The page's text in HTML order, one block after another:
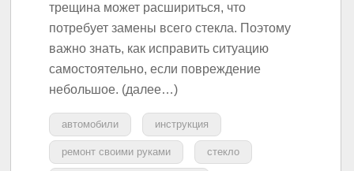
трещина может расшириться, что
потребует замены всего стекла. Поэтому
важно знать, как исправить ситуацию
самостоятельно, если повреждение
небольшое. (далее…)
автомобили инструкция
ремонт своими руками стекло